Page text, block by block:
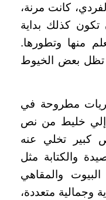
كانت مرنة،
تكون كذلك بداية
منها وتطورها.
تظل بعض الخيوط
مطروحة في
إلي خليط من نص
كبير تخلي عنه
والكتابة مثل
والمقاهي
وجمالية متعددة،